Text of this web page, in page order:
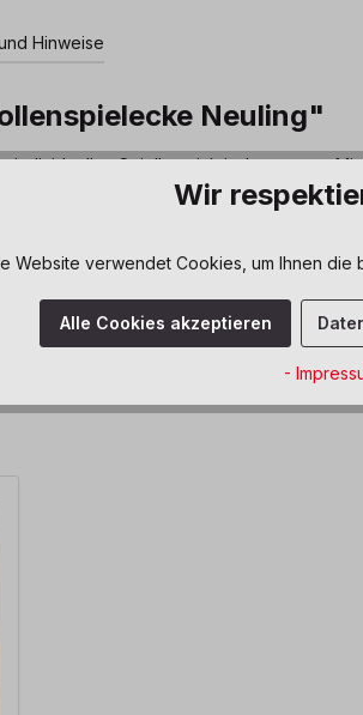
Hinweise
Neuling"
individuellen Spielbereich im Innenraum.
Wir
Website verwendet Cookies, um Ihnen die
Alle Cookies akzeptieren
-